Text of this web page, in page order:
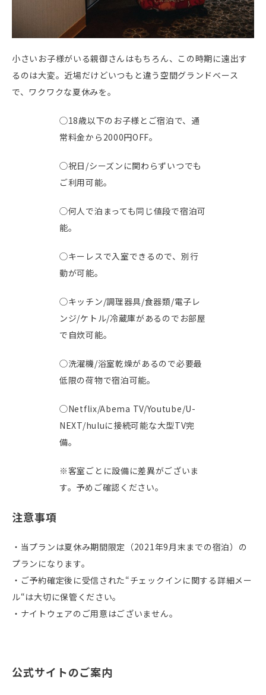
小さいお子様がいる親御さんはもちろん、この時期に遠出す
るのは大変。近場だけどいつもと違う空間グランドベース
で、ワクワクな夏休みを。
◯18歳以下のお子様とご宿泊で、 通
常料金から2000円OFF。
◯祝日/シーズンに関わらずいつでも
ご利用可能。
◯何人で泊まっても同じ値段で宿泊可
能。
◯キーレスで入室できるので、別行
動が可能。
◯キッチン/調理器具/食器類/電子レ
ンジ/ケトル/冷蔵庫があるので お部屋
で自炊可能。
◯洗濯機/浴室乾燥があるので必要最
低限の荷物で宿泊可能。
◯Netflix/Abema TV/Youtube/U-
NEXT/huluに接続可能な大型TV完
備。
※客室ごとに設備に差異がございま
す。予めご確認ください。
注意事項
・当プランは夏休み期間限定（2021年9月末までの宿泊）の
プランになります。
・ご予約確定後に受信された“チェックインに関する詳細メー
ル“は大切に保管ください。
・ナイトウェアのご用意はございません。
公式サイトのご案内